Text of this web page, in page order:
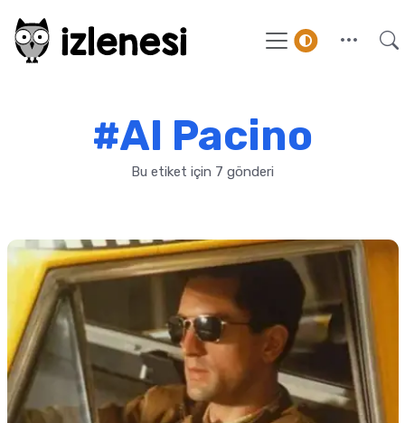
#Al Pacino
Bu etiket için 7 gönderi